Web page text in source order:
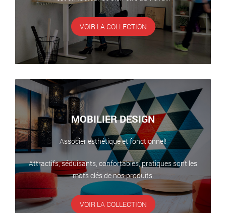
VOIR LA COLLECTION
MOBILIER DESIGN
Associer esthétique et fonctionnel!
Attractifs, séduisants, confortables, pratiques sont les
mots clés de nos produits.
VOIR LA COLLECTION